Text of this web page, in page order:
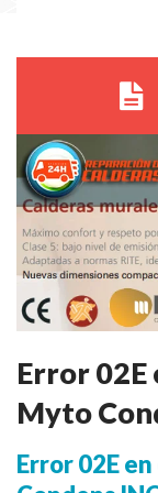
Error 02E
Myto
Error 02E